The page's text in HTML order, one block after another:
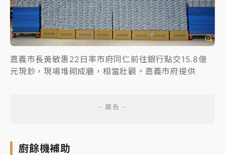
嘉義市長黃敏惠22日率市府同仁前往銀行點交15.8億
元現鈔，現場堆砌成牆，相當壯觀。嘉義市府提供
廚餘機補助